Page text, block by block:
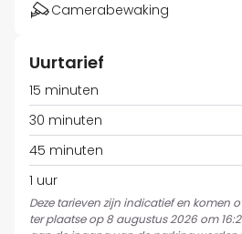
Camerabewaking
Uurtarief
15 minuten
30 minuten
45 minuten
1 uur
Deze tarieven zijn indicatief en komen
ter plaatse op 8 augustus 2026 om